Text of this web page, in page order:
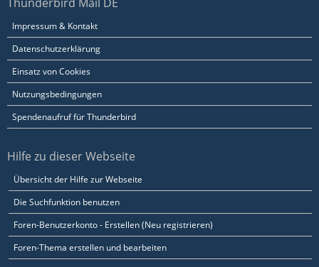
Impressum & Kontakt
Datenschutzerklärung
Einsatz von Cookies
Nutzungsbedingungen
Spendenaufruf für Thunderbird
Hilfe zu dieser Webseite
Übersicht der Hilfe zur Webseite
Die Suchfunktion benutzen
Foren-Benutzerkonto - Erstellen (Neu registrieren)
Foren-Thema erstellen und bearbeiten